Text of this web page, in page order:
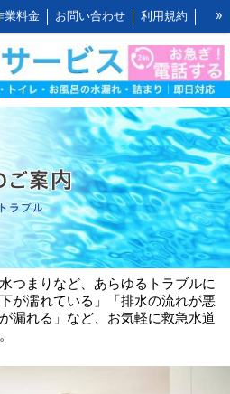
業料金 お問い合わせ 利用規約
施工事例 よくあるご質問 FAQ
声とご感想 WEB割引ご利用方法
キッチンの作業料金
洗面所の作業料金
»
つまりなど、あらゆるトラブルに
が濡れている」「排水の流れが悪
漏れる」など、お気軽に救急水道